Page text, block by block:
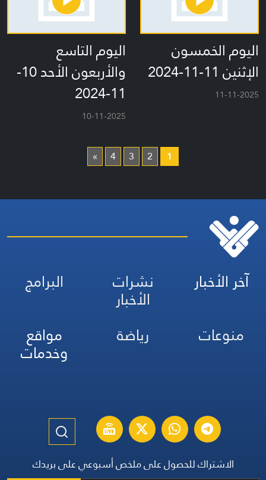
اليوم الخمسون
الإثنين 11-11-2024
11-11-2025
اليوم التاسع
والأربعون الأحد 10-
11-2024
10-11-2025
1
2
3
4
»
آخر الأخبار نشرات
الأخبار
البرامج
منوعات
رياضة مواقع
وخدمات
الاشتراك للحصول على ملخص أسبوعي على بريدك